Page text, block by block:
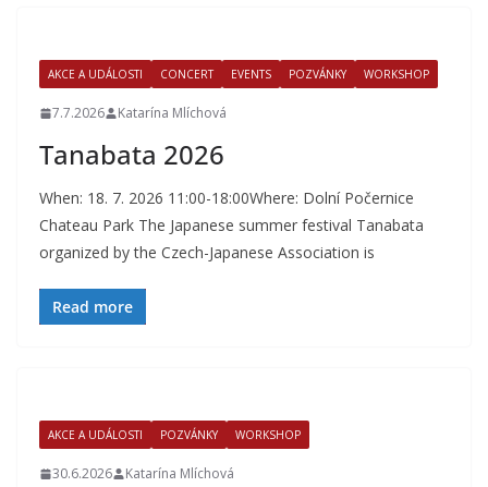
AKCE A UDÁLOSTI CONCERT EVENTS POZVÁNKY WORKSHOP
7.7.2026 Katarína Mlíchová
Tanabata 2026
When: 18. 7. 2026 11:00-18:00Where: Dolní Počernice
Chateau Park The Japanese summer festival Tanabata
organized by the Czech-Japanese Association is
Read more
AKCE A UDÁLOSTI POZVÁNKY WORKSHOP
30.6.2026 Katarína Mlíchová